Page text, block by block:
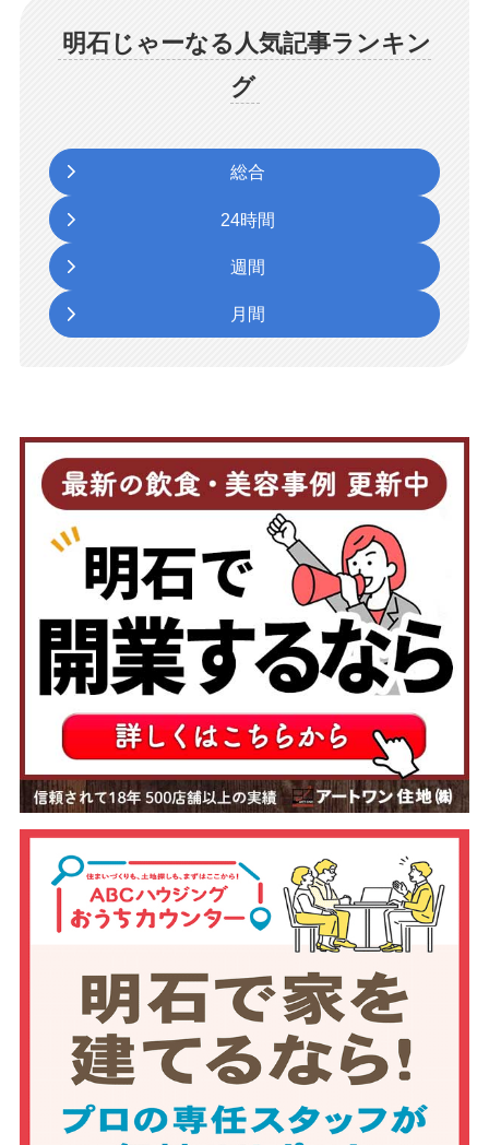
明石じゃーなる人気記事ランキン
グ
総合
24時間
週間
月間